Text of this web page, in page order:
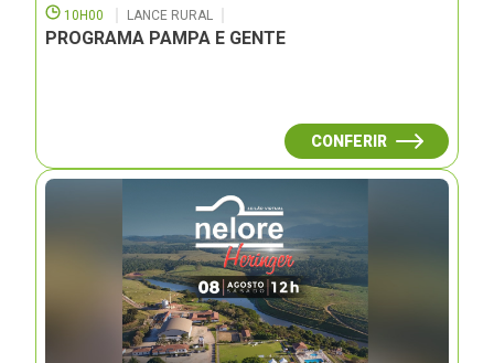
10H00 LANCE RURAL
PROGRAMA PAMPA E GENTE
CONFERIR